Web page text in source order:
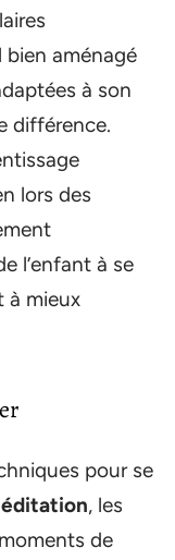
bien aménagé
à son
différence.
lors des
l’enfant à se
à mieux
pour se
, les
de